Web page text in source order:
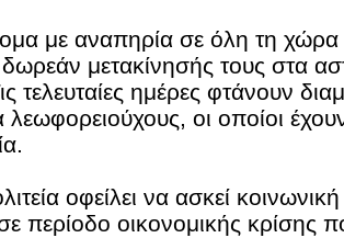
με αναπηρία σε όλη τη χώρα
μετακίνησής τους στα
τελευταίες ημέρες φτάνουν
οι οποίοι
οφείλει να ασκεί
περίοδο οικονομικής κρίσης